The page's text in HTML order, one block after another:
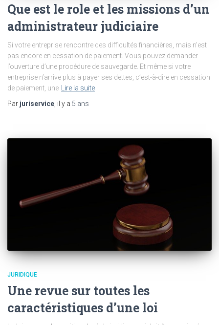
Que est le role et les missions d’un
administrateur judiciaire
Si votre entreprise rencontre des difficultés financières, mais n’est
pas encore en cessation de paiement. Vous pouvez demander
l’ouverture d’une procédure de sauvegarde. Et même si votre
entreprise n’arrive plus à payer ses dettes, c’est-à-dire en cessation
de paiement, une
Lire la suite
Par juriservice , il y a 5 ans
JURIDIQUE
Une revue sur toutes les
caractéristiques d’une loi